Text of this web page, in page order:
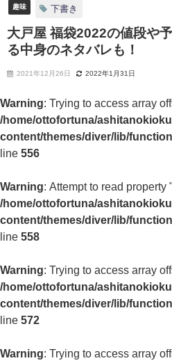
趣味 下書き
大戸屋 福袋2022の値段や
る中身のネタバレも！
2021年12月26日 2022年1月31日
Warning: Trying to access array
/home/ottofortuna/
content/themes/diver/lib/
line 556
Warning: Attempt to read
/home/ottofortuna/
content/themes/diver/lib/
line 558
Warning: Trying to access array
/home/ottofortuna/
content/themes/diver/lib/
line 572
Warning: Trying to access array